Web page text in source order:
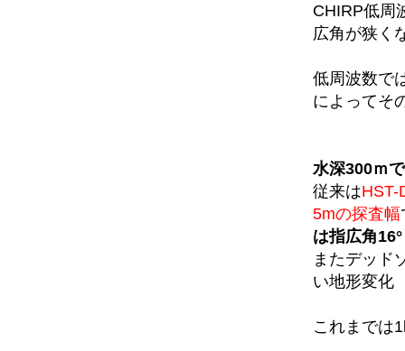
CHIRP低
広角が狭く
低周波数で
によってそ
水深300ｍ
従来はHST-
5mの探査幅
は指広角
またデッド
い地形変化
これまでは